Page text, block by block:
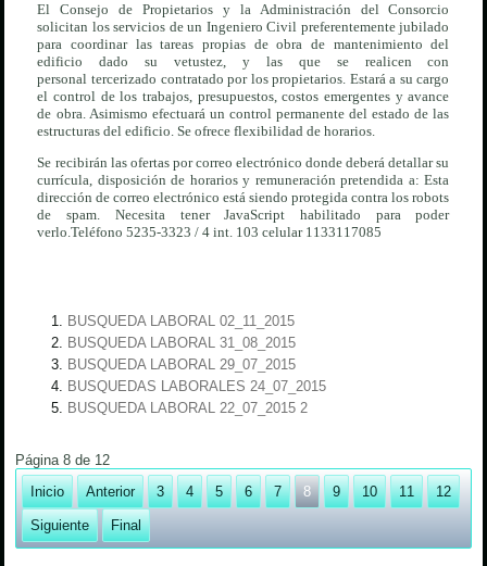
El Consejo de Propietarios y la Administración del Consorcio
solicitan los servicios de un Ingeniero Civil preferentemente jubilado
para coordinar las tareas propias de obra de mantenimiento del
edificio dado su vetustez, y las que se realicen con
personal tercerizado contratado por los propietarios. Estará a su cargo
el control de los trabajos, presupuestos, costos emergentes y avance
de obra. Asimismo efectuará un control permanente del estado de las
estructuras del edificio. Se ofrece flexibilidad de horarios.
Se recibirán las ofertas por correo electrónico donde deberá detallar su
currícula, disposición de horarios y remuneración pretendida a:Esta
dirección de correo electrónico está siendo protegida contra los robots
de spam. Necesita tener JavaScript habilitado para poder
verlo.Teléfono 5235-3323 / 4 int. 103 celular 1133117085
BUSQUEDA LABORAL 02_11_2015
BUSQUEDA LABORAL 31_08_2015
BUSQUEDA LABORAL 29_07_2015
BUSQUEDAS LABORALES 24_07_2015
BUSQUEDA LABORAL 22_07_2015 2
Página 8 de 12
Inicio
Anterior 3 4 5 6 7 8 9 10 11 12
Siguiente Final